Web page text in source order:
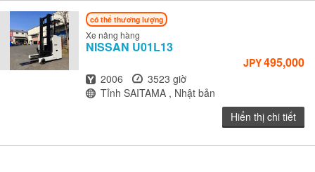
có thể thương lượng
Xe nâng hàng
NISSAN U01L13
JPY495,000
Năm
2006 Giờ
3523 giờ
Địa điểm
Tỉnh SAITAMA , Nhật bản
Hiển thị chi tiết